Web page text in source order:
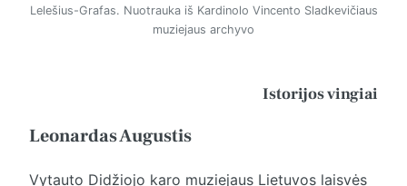
Lelešius-Grafas. Nuotrauka iš Kardinolo Vincento Sladkevičiaus
muziejaus archyvo
Istorijos vingiai
Leonardas Augustis
Vytauto Didžiojo karo muziejaus Lietuvos laisvės